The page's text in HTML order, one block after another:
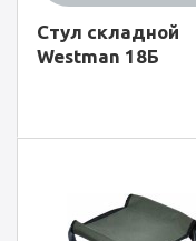
Стул складной
Westman 18Б